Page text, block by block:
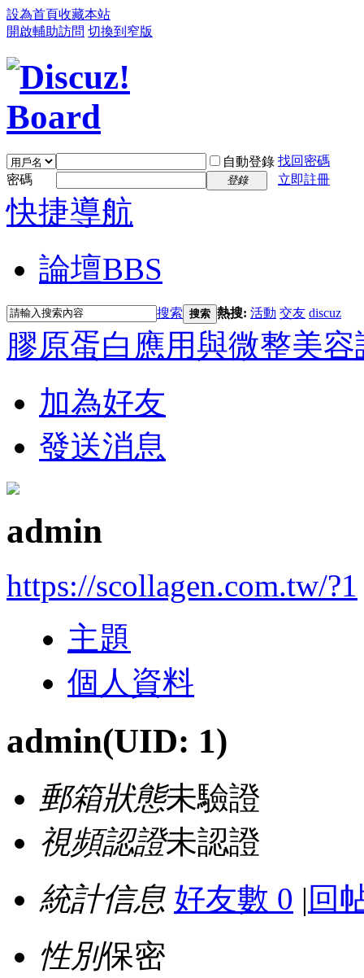
設為首頁收藏本站
開啟輔助訪問 切換到窄版
自動登錄 找回密碼
密碼
登錄 立即註冊
快捷導航
論壇BBS
搜索 搜索 熱搜: 活動 交友 discuz
膠原蛋白應用與微整美容
加為好友
發送消息
admin
https://scollagen.com.tw/?1
主題
個人資料
admin(UID: 1)
郵箱狀態未驗證
視頻認證未認證
統計信息 好友數 0 | 回
性別保密